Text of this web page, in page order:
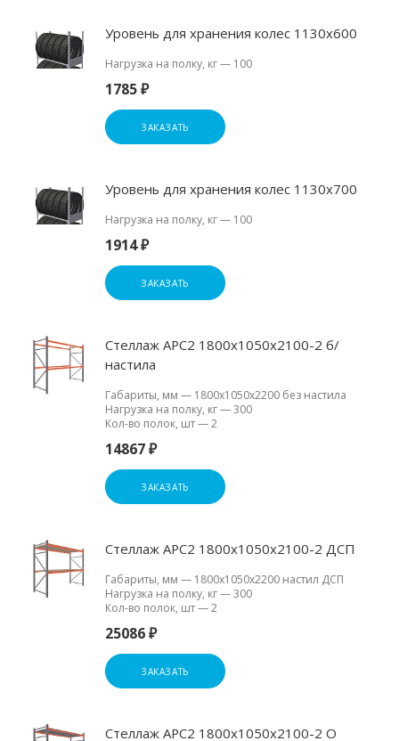
Уровень для хранения колес 1130х600
Нагрузка на полку, кг— 100
1785 ₽
ЗАКАЗАТЬ
Уровень для хранения колес 1130х700
Нагрузка на полку, кг— 100
1914 ₽
ЗАКАЗАТЬ
Стеллаж АРС2 1800х1050х2100-2 б/
настила
Габариты, мм — 1800х1050х2200 без настила
Нагрузка на полку, кг—300
Кол-во полок, шт—2
14867 ₽
ЗАКАЗАТЬ
Стеллаж АРС2 1800х1050х2100-2 ДСП
Габариты, мм — 1800х1050х2200 настил ДСП
Нагрузка на полку, кг—300
Кол-во полок, шт—2
25086 ₽
ЗАКАЗАТЬ
Стеллаж АРС2 1800х1050х2100-2 О